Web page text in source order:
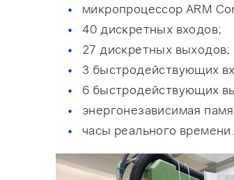
микропроцессор ARM
40 дискретных входов;
27 дискретных выходов;
3 быстродействующих
6 быстродействующих
энергонезависимая
часы реального времени.